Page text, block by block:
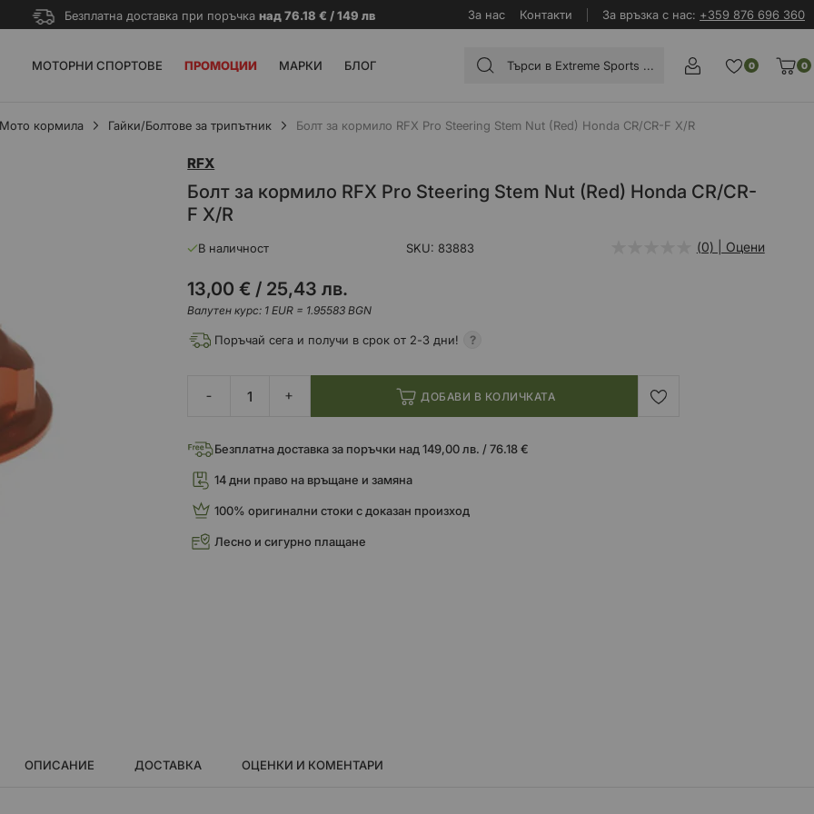
Безплатна доставка при поръчка над 76.18 € / 149 лв За нас Контакти За връзка с нас: +359 876 696 360
МОТОРНИ СПОРТОВЕ ПРОМОЦИИ МАРКИ БЛОГ 0
0
Мото кормила Гайки/Болтове за трипътник Болт за кормило RFX Pro Steering Stem Nut (Red) Honda CR/CR-F X/R
Болт за кормило RFX Pro Steering Stem Nut (Red) Honda CR/CR-
F X/R
RFX
В наличност SKU 83883 (0) | Оцени
13,00 € / 25,43 лв.
Валутен курс: 1 EUR = 1.95583 BGN
Поръчай сега и получи в срок от 2-3 дни!
ДОБАВИ В КОЛИЧКАТА
Безплатна доставка за поръчки над 149,00 лв. / 76.18 €
14 дни право на връщане и замяна
100% оригинални стоки с доказан произход
Лесно и сигурно плащане
ОПИСАНИЕ ДОСТАВКА ОЦЕНКИ И КОМЕНТАРИ